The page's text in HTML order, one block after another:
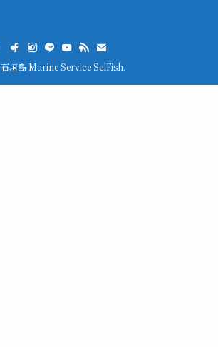
石垣島 Marine Service SelFish.